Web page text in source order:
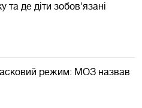
та де діти зобов'язані
режим: МОЗ назвав